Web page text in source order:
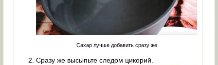
Сахар лучше добавить сразу же
Сразу же высыпьте следом цикорий.